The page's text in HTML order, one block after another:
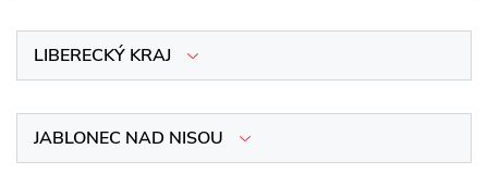
LIBERECKÝ KRAJ
JABLONEC NAD NISOU